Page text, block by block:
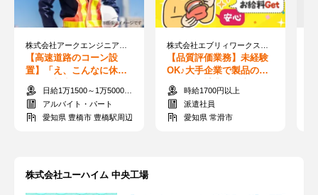
【高速道路のコーン設
置】「え、こんなに休憩
して給料出るの？」警備
のイメージ変わります
日給1万1500～1万5000円＋交通費
アルバイト・パート
愛知県 豊橋市 豊橋駅周辺
【品質評価業務】未経験
OK♪大手企業で製品の評
価及び設計業務◎土日休
み♪週払いOK
時給1700円以上
派遣社員
愛知県 常滑市
株式会社ユーハイム 中央工場